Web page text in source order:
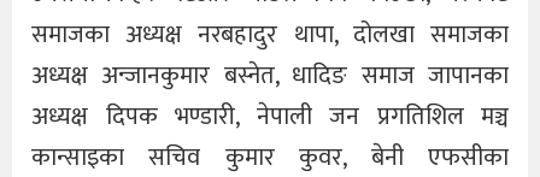
समाजका अध्यक्ष नरबहादुर थापा, दोलखा समाजका
अध्यक्ष अन्जानकुमार बस्नेत, धादिङ समाज जापानका
अध्यक्ष दिपक भण्डारी, नेपाली जन प्रगतिशिल मञ्च
कान्साइका सचिव कुमार कुवर, बेनी एफसीका